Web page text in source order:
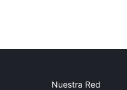
Nuestra Red